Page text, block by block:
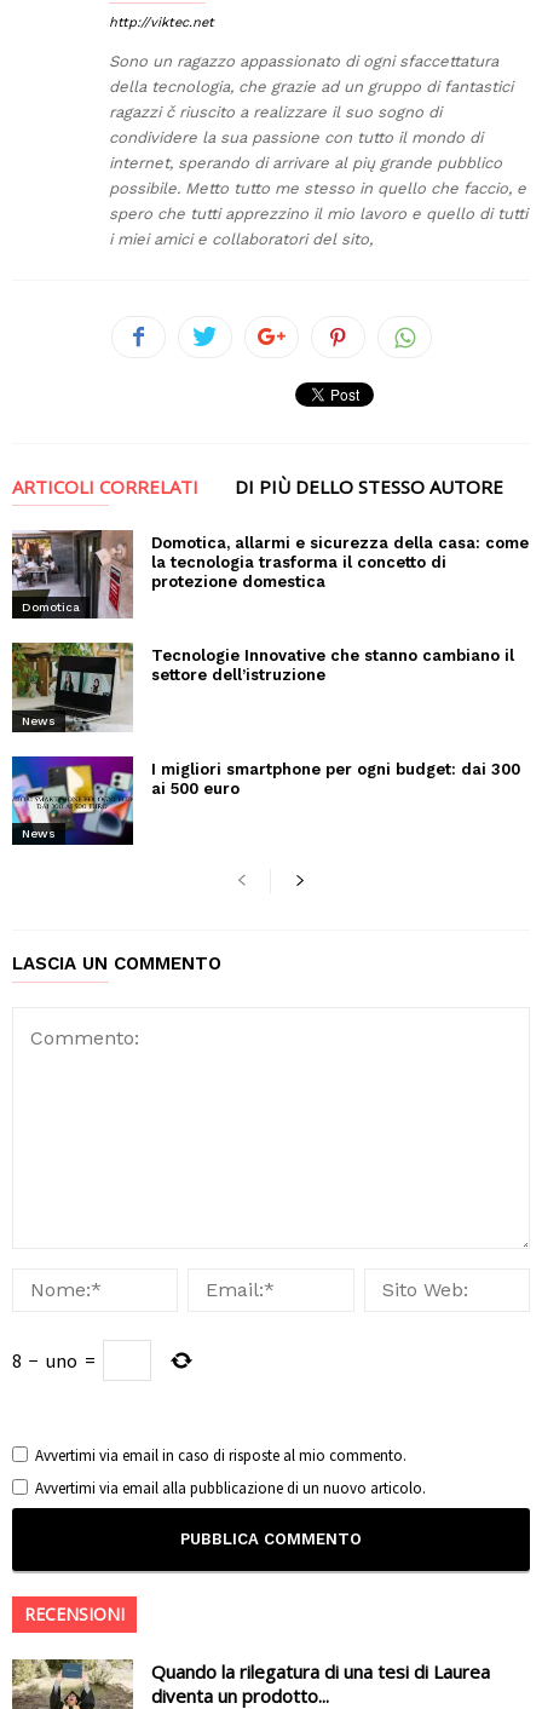
http://viktec.net
Sono un ragazzo appassionato di ogni sfaccettatura
della tecnologia, che grazie ad un gruppo di fantastici
ragazzi č riuscito a realizzare il suo sogno di
condividere la sua passione con tutto il mondo di
internet, sperando di arrivare al pių grande pubblico
possibile. Metto tutto me stesso in quello che faccio, e
spero che tutti apprezzino il mio lavoro e quello di tutti
i miei amici e collaboratori del sito,
ARTICOLI CORRELATI DI PIÙ DELLO STESSO AUTORE
Domotica
Domotica, allarmi e sicurezza della casa: come
la tecnologia trasforma il concetto di
protezione domestica
News
Tecnologie Innovative che stanno cambiano il
settore dell’istruzione
News
I migliori smartphone per ogni budget: dai 300
ai 500 euro
LASCIA UN COMMENTO
8 − uno =
Avvertimi via email in caso di risposte al mio commento.
Avvertimi via email alla pubblicazione di un nuovo articolo.
RECENSIONI
Quando la rilegatura di una tesi di Laurea
diventa un prodotto...